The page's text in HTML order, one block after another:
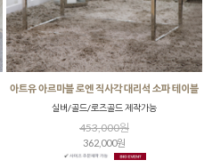
아트유 아르마블 로엔 직사각 대리석 소파 테이블
실버/골드/로즈골드 제작가능
453,000원
362,000원